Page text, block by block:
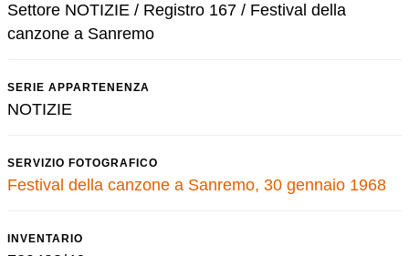
Settore NOTIZIE / Registro 167 / Festival della
canzone a Sanremo
SERIE APPARTENENZA
NOTIZIE
SERVIZIO FOTOGRAFICO
Festival della canzone a Sanremo, 30 gennaio 1968
INVENTARIO